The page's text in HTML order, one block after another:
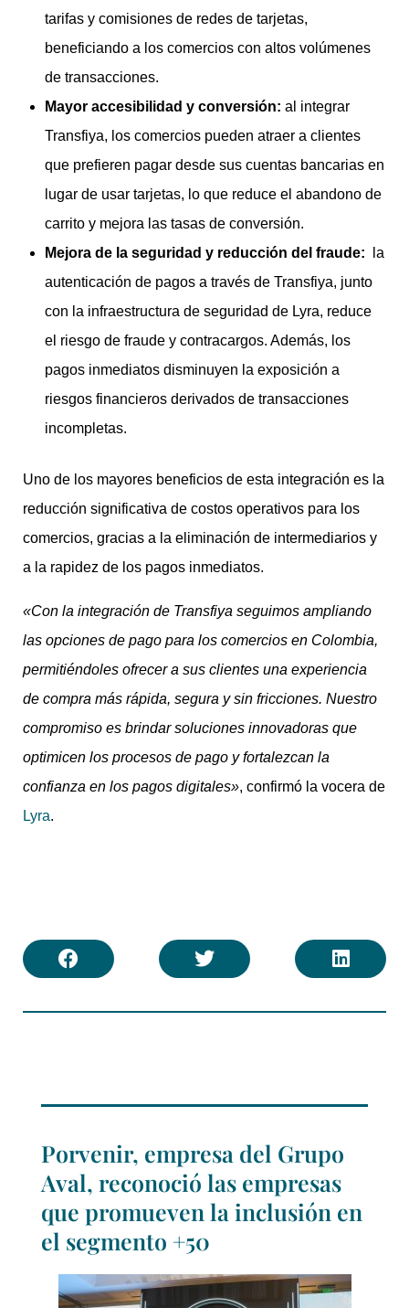
tarifas y comisiones de redes de tarjetas,
beneficiando a los comercios con altos volúmenes
de transacciones.
Mayor accesibilidad y conversión: al integrar
Transfiya, los comercios pueden atraer a clientes
que prefieren pagar desde sus cuentas bancarias en
lugar de usar tarjetas, lo que reduce el abandono de
carrito y mejora las tasas de conversión.
Mejora de la seguridad y reducción del fraude: la
autenticación de pagos a través de Transfiya, junto
con la infraestructura de seguridad de Lyra, reduce
el riesgo de fraude y contracargos. Además, los
pagos inmediatos disminuyen la exposición a
riesgos financieros derivados de transacciones
incompletas.
Uno de los mayores beneficios de esta integración es la
reducción significativa de costos operativos para los
comercios, gracias a la eliminación de intermediarios y
a la rapidez de los pagos inmediatos.
«Con la integración de Transfiya seguimos ampliando
las opciones de pago para los comercios en Colombia,
permitiéndoles ofrecer a sus clientes una experiencia
de compra más rápida, segura y sin fricciones. Nuestro
compromiso es brindar soluciones innovadoras que
optimicen los procesos de pago y fortalezcan la
confianza en los pagos digitales»​​, confirmó la vocera de
Lyra.
Porvenir, empresa del Grupo
Aval, reconoció las empresas
que promueven la inclusión en
el segmento +50